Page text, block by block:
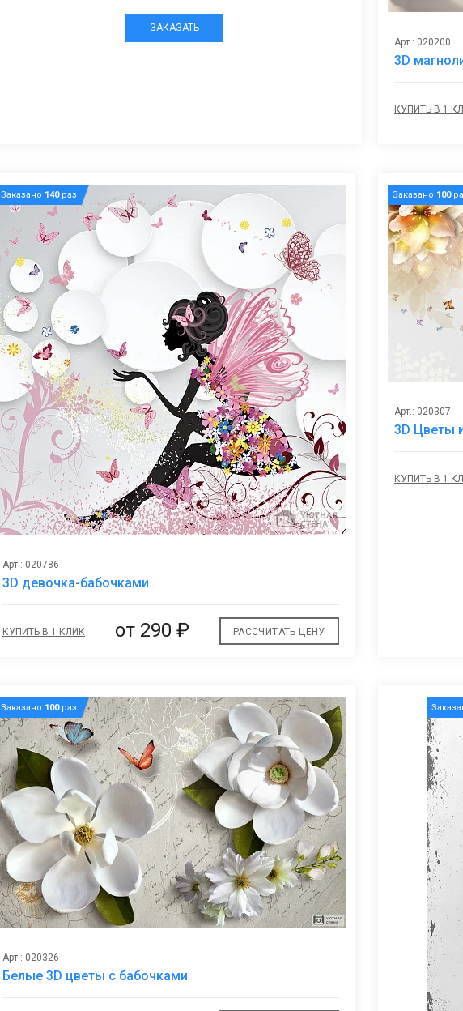
ЗАКАЗАТЬ
Арт.: 020200
3D
КУПИТЬ В 1
Заказано 140раз
Арт.: 020786
3D девочка-бабочками
КУПИТЬ В 1 КЛИК от290 ₽ РАССЧИТАТЬ ЦЕНУ
Заказано 100
Арт.: 020307
3D Цветы
КУПИТЬ В 1
Заказано 100раз
Арт.: 020326
Белые 3D цветы с бабочками